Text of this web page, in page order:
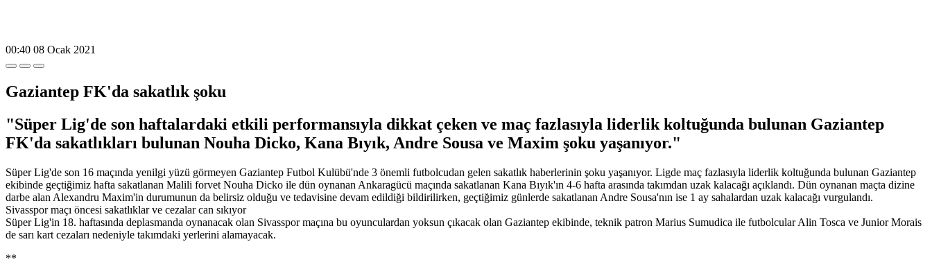
00:40 08 Ocak 2021
Gaziantep FK'da sakatlık şoku
"Süper Lig'de son haftalardaki etkili performansıyla dikkat çeken ve maç fazlasıyla liderlik koltuğunda bulunan Gaziantep
FK'da sakatlıkları bulunan Nouha Dicko, Kana Bıyık, Andre Sousa ve Maxim şoku yaşanıyor."
Süper Lig'de son 16 maçında yenilgi yüzü görmeyen Gaziantep Futbol Kulübü'nde 3 önemli futbolcudan gelen sakatlık haberlerinin şoku yaşanıyor. Ligde maç fazlasıyla liderlik koltuğunda bulunan Gaziantep
ekibinde geçtiğimiz hafta sakatlanan Malili forvet Nouha Dicko ile dün oynanan Ankaragücü maçında sakatlanan Kana Bıyık'ın 4-6 hafta arasında takımdan uzak kalacağı açıklandı. Dün oynanan maçta dizine
darbe alan Alexandru Maxim'in durumunun da belirsiz olduğu ve tedavisine devam edildiği bildirilirken, geçtiğimiz günlerde sakatlanan Andre Sousa'nın ise 1 ay sahalardan uzak kalacağı vurgulandı.
Sivasspor maçı öncesi sakatlıklar ve cezalar can sıkıyor
Süper Lig'in 18. haftasında deplasmanda oynanacak olan Sivasspor maçına bu oyunculardan yoksun çıkacak olan Gaziantep ekibinde, teknik patron Marius Sumudica ile futbolcular Alin Tosca ve Junior Morais
de sarı kart cezaları nedeniyle takımdaki yerlerini alamayacak.
**